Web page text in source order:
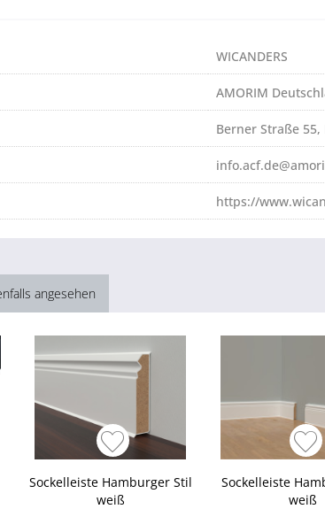
WICANDERS
AMORIM
Berner Straße
https://
angesehen
Sockelleiste Hamburger Stil
weiß
Sockelleiste
weiß